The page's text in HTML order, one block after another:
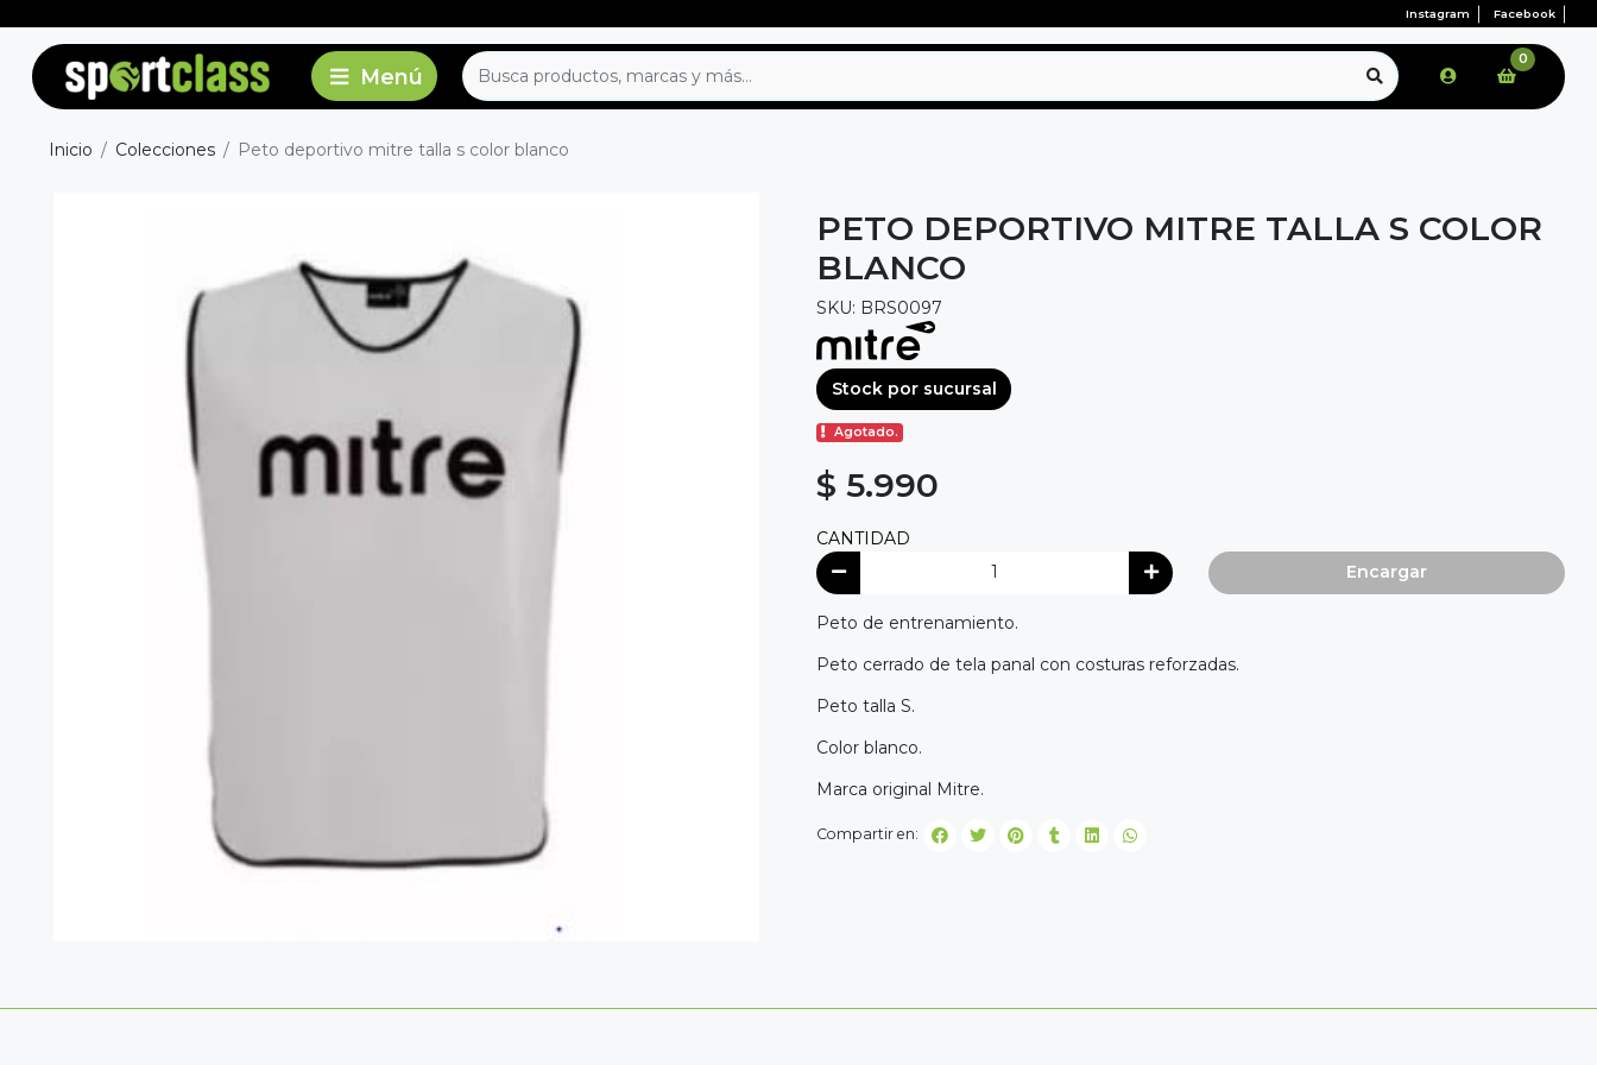
Instagram Facebook
0
Inicio Colecciones Peto deportivo mitre talla s color blanco
PETO DEPORTIVO MITRE TALLA S COLOR
BLANCO
SKU: BRS0097
Stock por sucursal
Agotado.
$ 5.990
CANTIDAD
Encargar
Peto de entrenamiento.
Peto cerrado de tela panal con costuras reforzadas.
Peto talla S.
Color blanco.
Marca original Mitre.
Compartir en: